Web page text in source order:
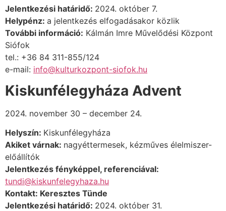
Jelentkezési határidő: 2024. október 7.
Helypénz: a jelentkezés elfogadásakor közlik
További információ: Kálmán Imre Művelődési Központ
Siófok
tel.: +36 84 311-855/124
e-mail: info@kulturkozpont-siofok.hu
Kiskunfélegyháza Advent
2024. november 30 – december 24.
Helyszín: Kiskunfélegyháza
Akiket várnak: nagyéttermesek, kézműves élelmiszer-
előállítók
Jelentkezés fényképpel, referenciával:
tundi@kiskunfelegyhaza.hu
Kontakt: Keresztes Tünde
Jelentkezési határidő: 2024. október 31.